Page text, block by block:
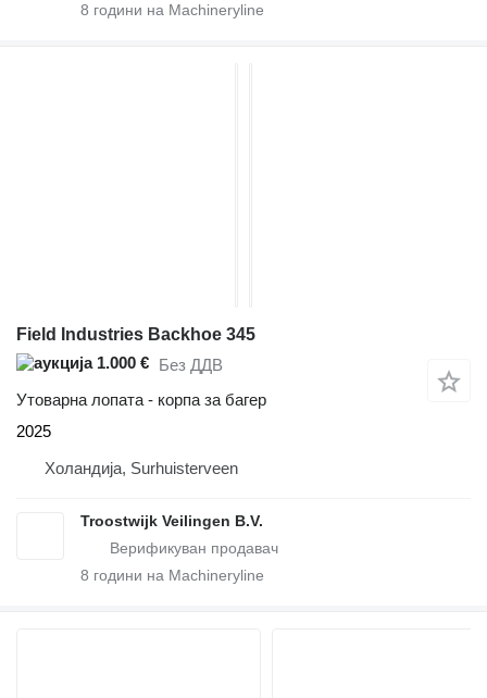
8 години на Machineryline
Field Industries Backhoe 345
1.000 € Без ДДВ
Утоварна лопата - корпа за багер
2025
Холандија, Surhuisterveen
Troostwijk Veilingen B.V.
8 години на Machineryline